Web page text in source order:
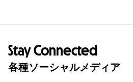
Stay Connected
各種ソーシャルメディア